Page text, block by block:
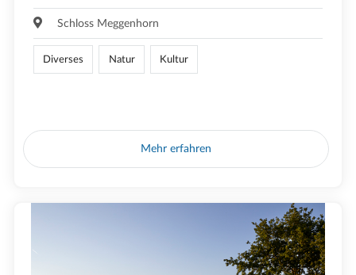
Schloss Meggenhorn
Diverses Natur Kultur
Mehr erfahren